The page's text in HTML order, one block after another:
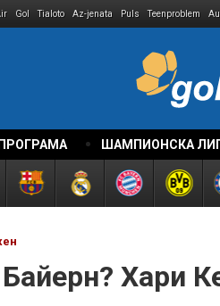
Gol Tialoto Az-jenata Puls Teenproblem
ШАМПИОНСКА
Хари